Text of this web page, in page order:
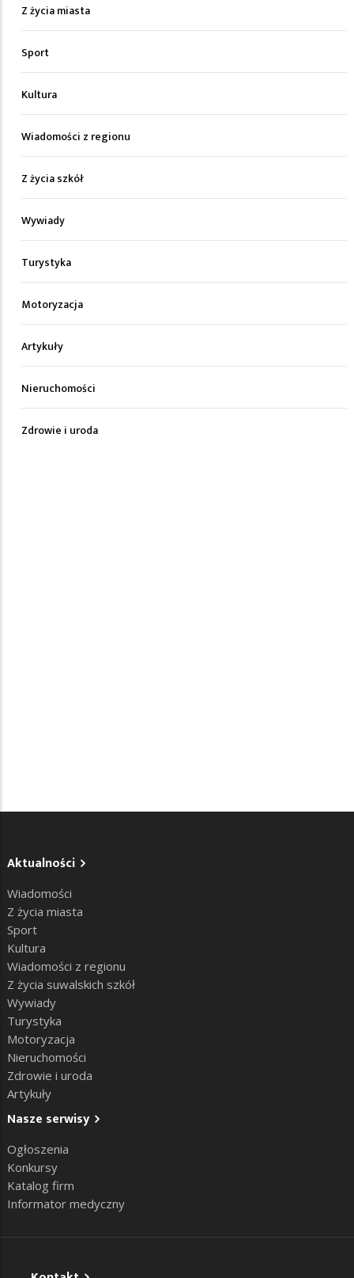
Z życia miasta
Sport
Kultura
Wiadomości z regionu
Z życia szkół
Wywiady
Turystyka
Motoryzacja
Artykuły
Nieruchomości
Zdrowie i uroda
Aktualności
Wiadomości
Z życia miasta
Sport
Kultura
Wiadomości z regionu
Z życia suwalskich szkół
Wywiady
Turystyka
Motoryzacja
Nieruchomości
Zdrowie i uroda
Artykuły
Nasze serwisy
Ogłoszenia
Konkursy
Katalog firm
Informator medyczny